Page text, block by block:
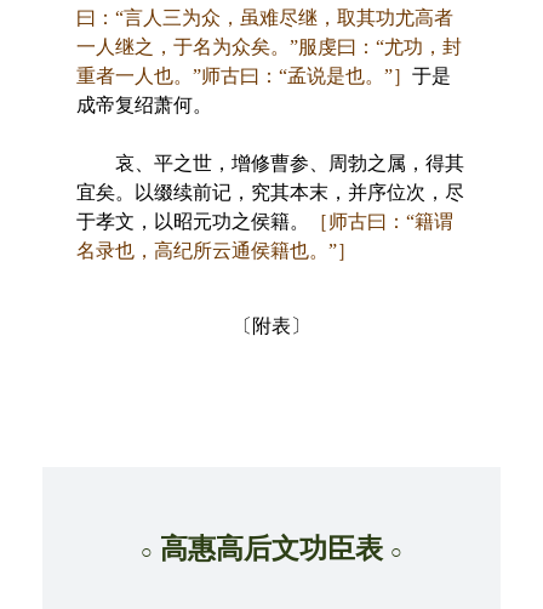
曰：“言人三为众，虽难尽继，取其功尤高者
一人继之，于名为众矣。”服虔曰：“尤功，封
重者一人也。”师古曰：“孟说是也。”］ 于是
成帝复绍萧何。
哀、平之世，增修曹参、周勃之属，得其
宜矣。以缀续前记，究其本末，并序位次，尽
于孝文，以昭元功之侯籍。
［师古曰：“籍谓
名录也，高纪所云通侯籍也。”］
〔附表〕
○ 高惠高后文功臣表 ○